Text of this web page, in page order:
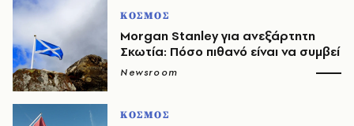
ΚΟΣΜΟΣ
Morgan Stanley για ανεξάρτητη
Σκωτία: Πόσο πιθανό είναι να συμβεί
Newsroom
ΚΟΣΜΟΣ